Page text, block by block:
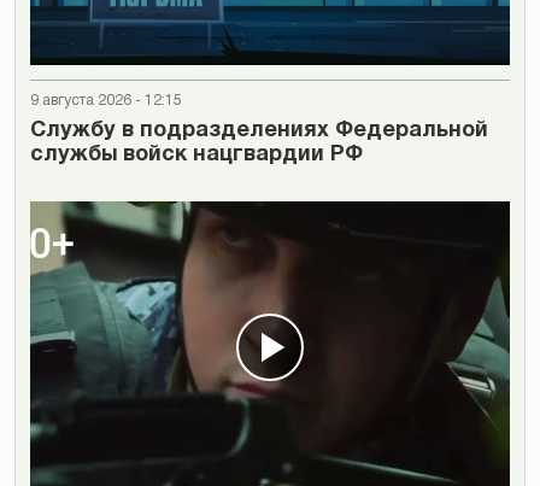
9 августа 2026 - 12:15
Cлужбу в подразделениях Федеральной
службы войск нацгвардии РФ